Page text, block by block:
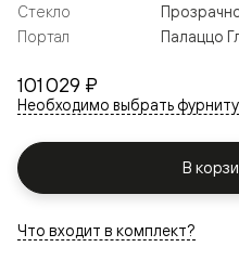
101 029 ₽
Необходимо выбрать
В
Стекло
Портал
Палаццо
Что входит в комплект?